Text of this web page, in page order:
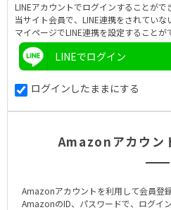
LINEアカウントでログインすることがで
当サイト会員で、LINE連携をされてい
マイページでLINE連携を設定することが
LINEでログイン
ログインしたままにする
Amazonアカウン
Amazonアカウントを利用して会員登
AmazonのID、パスワードで、ログイ